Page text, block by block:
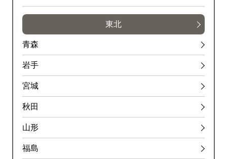
東北
青森
岩手
宮城
秋田
山形
福島